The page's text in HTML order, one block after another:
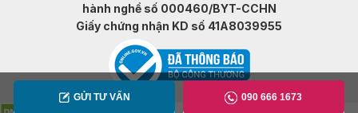
hành nghề số 000460/BYT-CCHN
Giấy chứng nhận KD số 41A8039955
GỬI TƯ VẤN 090 666 1673